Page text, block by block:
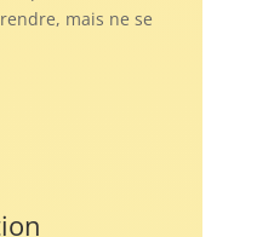
mais ne se